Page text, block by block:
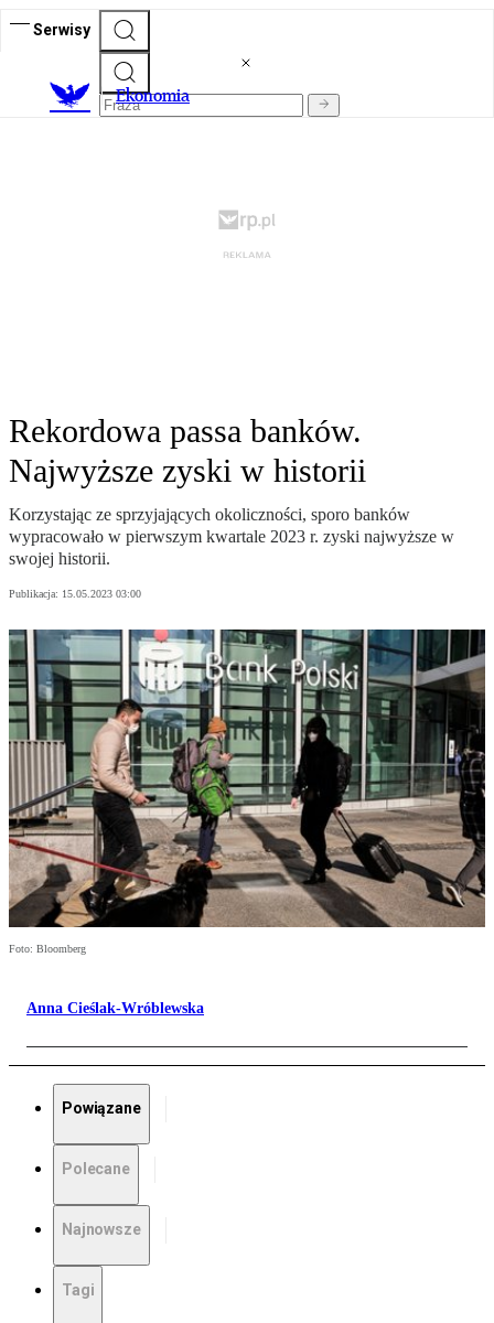
Serwisy
Ekonomia
Rekordowa passa banków.
Najwyższe zyski w historii
Korzystając ze sprzyjających okoliczności, sporo banków
wypracowało w pierwszym kwartale 2023 r. zyski najwyższe w
swojej historii.
Publikacja: 15.05.2023 03:00
Foto: Bloomberg
Anna Cieślak-Wróblewska
Powiązane
Polecane
Najnowsze
Tagi